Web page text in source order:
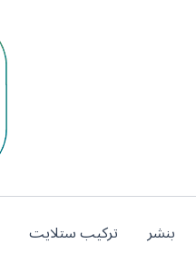
بنشر تركيب ستلايت